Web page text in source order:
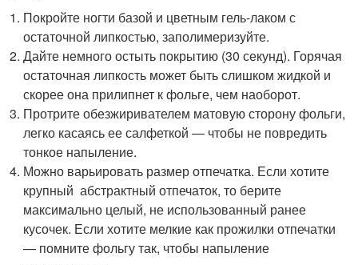
Покройте ногти базой и цветным гель-лаком с
остаточной липкостью, заполимеризуйте.
Дайте немного остыть покрытию (30 секунд). Горячая
остаточная липкость может быть слишком жидкой и
скорее она прилипнет к фольге, чем наоборот.
Протрите обезжиривателем матовую сторону фольги,
легко касаясь ее салфеткой — чтобы не повредить
тонкое напыление.
Можно варьировать размер отпечатка. Если хотите
крупный абстрактный отпечаток, то берите
максимально целый, не использованный ранее
кусочек. Если хотите мелкие как прожилки отпечатки
— помните фольгу так, чтобы напыление